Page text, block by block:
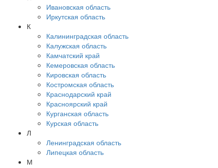
Ивановская область
Иркутская область
К
Калининградская область
Калужская область
Камчатский край
Кемеровская область
Кировская область
Костромская область
Краснодарский край
Красноярский край
Курганская область
Курская область
Л
Ленинградская область
Липецкая область
М